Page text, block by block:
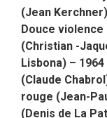
(Jean
Douce violence
(Christian -
Lisbona) –
(Claude
rouge (Jean-
(Denis de La